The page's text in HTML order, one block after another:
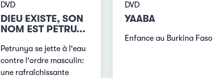
DVD
DIEU EXISTE, SON
NOM EST PETRU...
Petrunya se jette à l'eau
contre l'ordre masculin:
une rafraîchissante
DVD
YAABA
Enfance au Burkina Faso